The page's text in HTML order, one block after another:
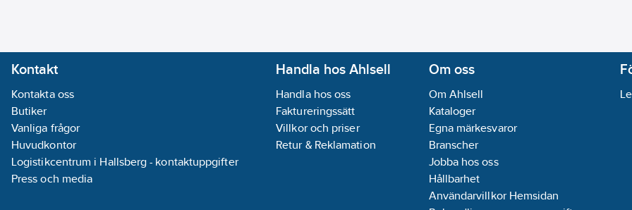
Kontakt
Kontakta oss
Butiker
Vanliga frågor
Huvudkontor
Logistikcentrum i Hallsberg - kontaktuppgifter
Press och media
Handla hos Ahlsell
Handla hos oss
Faktureringssätt
Villkor och priser
Retur & Reklamation
Om oss
Om Ahlsell
Kataloger
Egna märkesvaror
Branscher
Jobba hos oss
Hållbarhet
Användarvillkor Hemsidan